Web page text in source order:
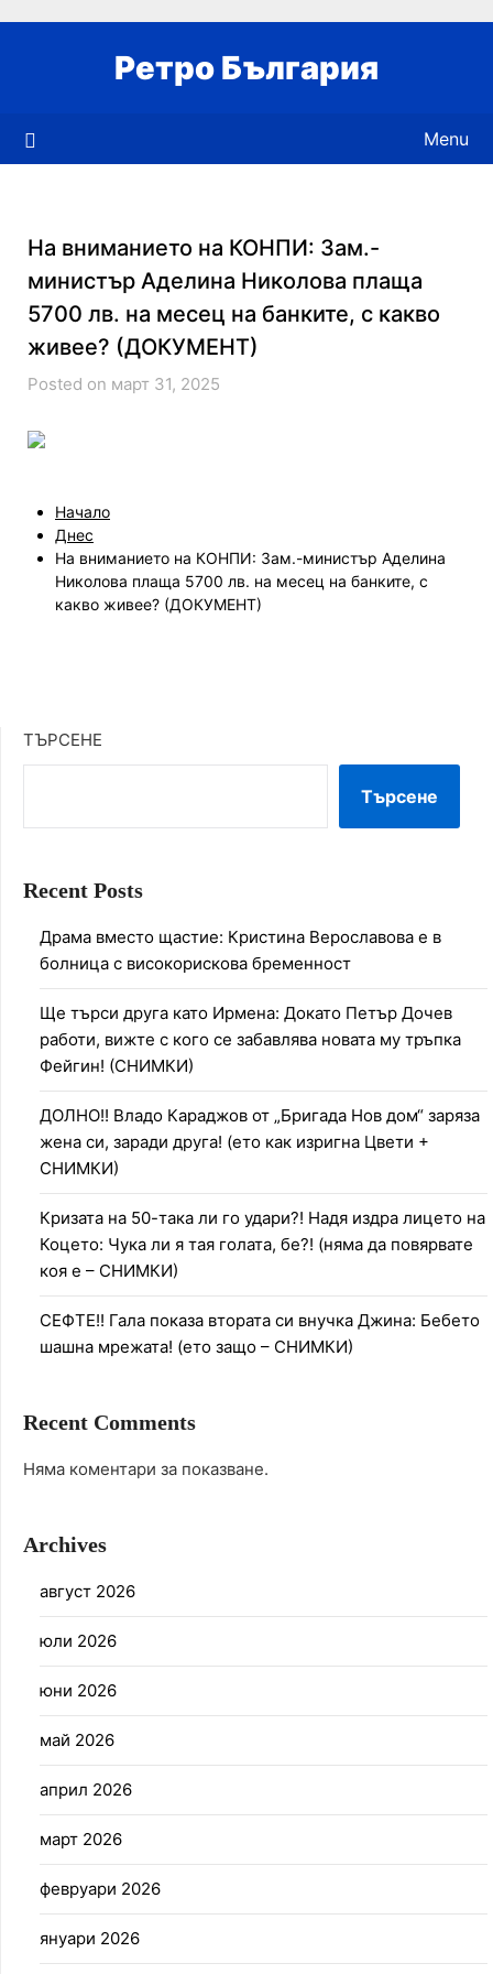
Ретро България
Menu
На вниманието на КОНПИ: Зам.-
министър Аделина Николова плаща
5700 лв. на месец на банките, с какво
живее? (ДОКУМЕНТ)
Posted on март 31, 2025
Начало
Днес
На вниманието на КОНПИ: Зам.-министър Аделина
Николова плаща 5700 лв. на месец на банките, с
какво живее? (ДОКУМЕНТ)
ТЪРСЕНЕ
Търсене
Recent Posts
Драма вместо щастие: Кристина Верославова е в
болница с високорискова бременност
Ще търси друга като Ирмена: Докато Петър Дочев
работи, вижте с кого се забавлява новата му тръпка
Фейгин! (СНИМКИ)
ДОЛНО!! Владо Караджов от „Бригада Нов дом“ заряза
жена си, заради друга! (ето как изригна Цвети +
СНИМКИ)
Кризата на 50-така ли го удари?! Надя издра лицето на
Коцето: Чука ли я тая голата, бе?! (няма да повярвате
коя е – СНИМКИ)
СЕФТЕ!! Гала показа втората си внучка Джина: Бебето
шашна мрежата! (ето защо – СНИМКИ)
Recent Comments
Няма коментари за показване.
Archives
август 2026
юли 2026
юни 2026
май 2026
април 2026
март 2026
февруари 2026
януари 2026